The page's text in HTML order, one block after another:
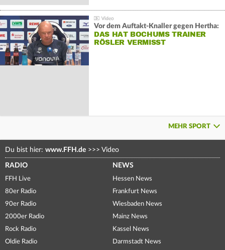
Vor dem Auftakt-Knaller gegen Hertha:
DAS HAT BOCHUMS TRAINER
RÖSLER VERMISST
MEHR SPORT
Du bist hier: www.FFH.de >>> Video
RADIO
FFH Live
80er Radio
90er Radio
2000er Radio
Rock Radio
Oldie Radio
NEWS
Hessen News
Frankfurt News
Wiesbaden News
Mainz News
Kassel News
Darmstadt News